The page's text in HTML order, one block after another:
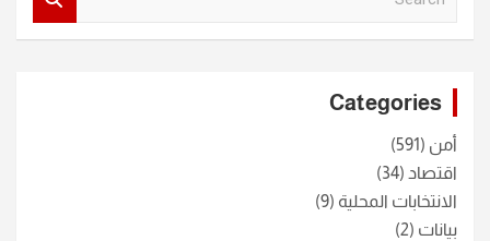
Categories
أمن (591)
اقتصاد (34)
الانتخابات المحلية (9)
بيانات (2)